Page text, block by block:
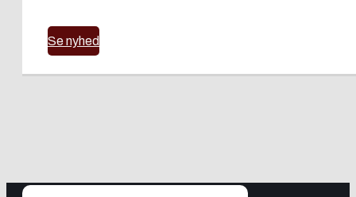
Se nyhed